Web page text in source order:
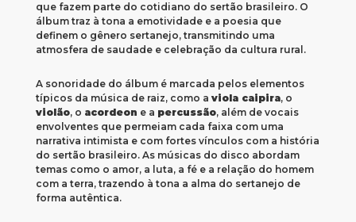
que fazem parte do cotidiano do sertão brasileiro. O
álbum traz à tona a emotividade e a poesia que
definem o gênero sertanejo, transmitindo uma
atmosfera de saudade e celebração da cultura rural.
A sonoridade do álbum é marcada pelos elementos
típicos da música de raiz, como a viola caipira, o
violão, o acordeon e a percussão, além de vocais
envolventes que permeiam cada faixa com uma
narrativa intimista e com fortes vínculos com a história
do sertão brasileiro. As músicas do disco abordam
temas como o amor, a luta, a fé e a relação do homem
com a terra, trazendo à tona a alma do sertanejo de
forma autêntica.